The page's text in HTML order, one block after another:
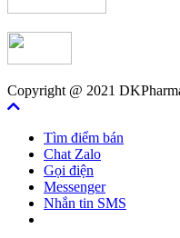
Copyright @ 2021
Tìm điểm bán
Chat Zalo
Gọi điện
Messenger
Nhắn tin SMS